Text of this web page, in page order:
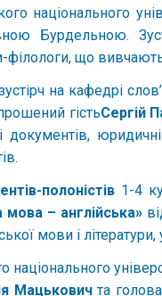
національного
Бурдельною.
філологи, що
на кафедрі
гістьСергій
полоністів 1-4
мова – англійська»
мови і
Мацьковичта голова